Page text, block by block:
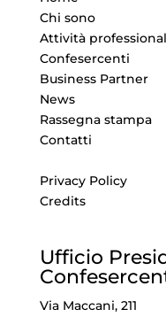
Chi sono
Attività
Confesercenti
Business Partner
News
Rassegna stampa
Contatti
Privacy Policy
Credits
Ufficio
Via Maccani, 211